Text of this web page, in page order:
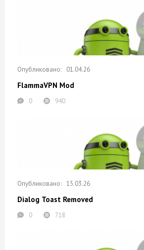
01.04.26
FlammaVPN Mod
0 940
15.03.26
Dialog Toast Removed
0 718